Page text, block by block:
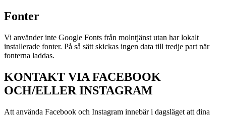
Fonter
Vi använder inte Google Fonts från molntjänst utan har lokalt
installerade fonter. På så sätt skickas ingen data till tredje part när
fonterna laddas.
KONTAKT VIA FACEBOOK
OCH/ELLER INSTAGRAM
Att använda Facebook och Instagram innebär i dagsläget att dina